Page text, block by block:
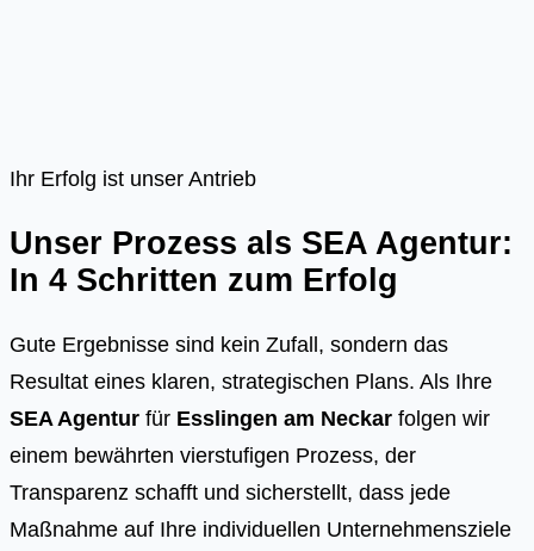
Ihr Erfolg ist unser Antrieb
Unser Prozess als SEA Agentur:
In 4 Schritten zum Erfolg
Gute Ergebnisse sind kein Zufall, sondern das
Resultat eines klaren, strategischen Plans. Als Ihre
SEA Agentur für Esslingen am Neckar folgen wir
einem bewährten vierstufigen Prozess, der
Transparenz schafft und sicherstellt, dass jede
Maßnahme auf Ihre individuellen Unternehmensziele